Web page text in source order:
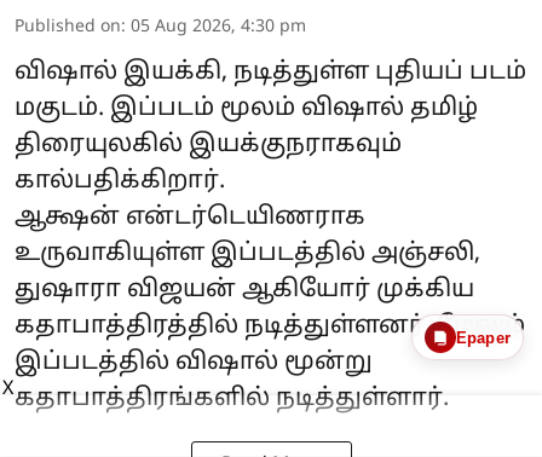
Published on: 05 Aug 2026, 4:30 pm
விஷால் இயக்கி, நடித்துள்ள புதியப் படம்
மகுடம். இப்படம் மூலம் விஷால் தமிழ்
திரையுலகில் இயக்குநராகவும்
கால்பதிக்கிறார்.
ஆக்ஷன் என்டர்டெயிணராக
உருவாகியுள்ள இப்படத்தில் அஞ்சலி,
துஷாரா விஜயன் ஆகியோர் முக்கிய
கதாபாத்திரத்தில் நடித்துள்ளனர். மேலும்
இப்படத்தில் விஷால் மூன்று
கதாபாத்திரங்களில் நடித்துள்ளார்.
Epaper
X